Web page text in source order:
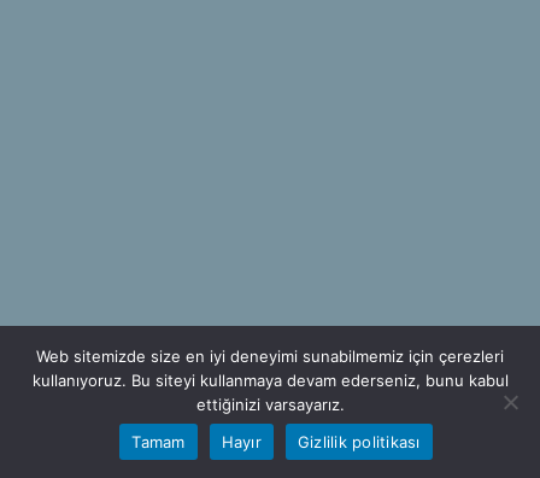
Web sitemizde size en iyi deneyimi sunabilmemiz için çerezleri
kullanıyoruz. Bu siteyi kullanmaya devam ederseniz, bunu kabul
ettiğinizi varsayarız.
Tamam
Hayır Gizlilik politikası